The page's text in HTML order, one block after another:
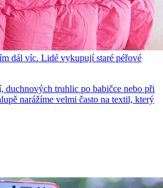
dál víc. Lidé vykupují staré péřové
duchnových truhlic po babičce nebo při
narážíme velmi často na textil, který